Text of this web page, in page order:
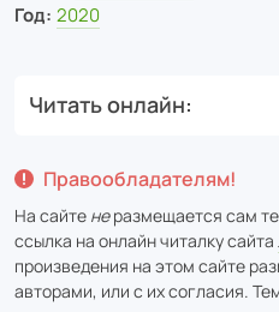
Год: 2020
Читать онлайн
Правообладателям!
На сайте неразмещается сам
ссылка на онлайн читалку сайта
произведения на этом сайте
авторами, или с их согласия.